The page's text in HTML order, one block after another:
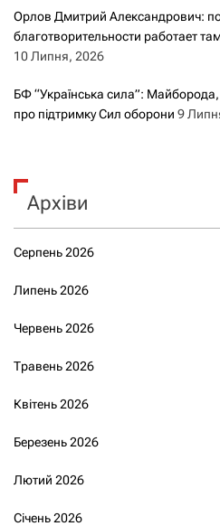
Орлов Дмитрий Александрович:
благотворительности работает
10 Липня, 2026
БФ “Українська сила”:
про підтримку Сил оборони 9
Архіви
Серпень 2026
Липень 2026
Червень 2026
Травень 2026
Квітень 2026
Березень 2026
Лютий 2026
Січень 2026